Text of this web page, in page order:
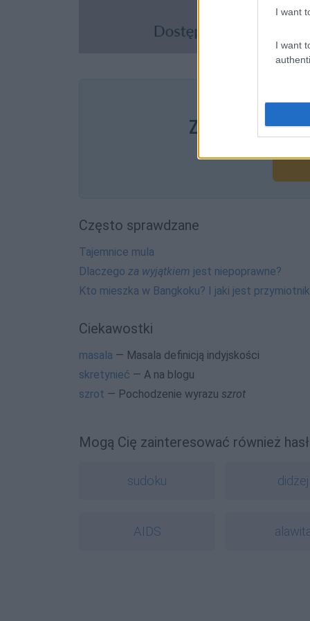
I want
I want
Pozostały
Zobacz, co
Często sprawdzane
Tajemnice mula
Dlaczego za wyjątkiem jest niepoprawne?
Kto mieszka w Bangkoku? I jaki jest
Ciekawostki
masala — Masala definicją indyjskości
skretynieć — A na blogu
szrot — Pochodzenie wyrazu szrot
Mogą Cię zainteresować również
sudoku didżej
AIDS